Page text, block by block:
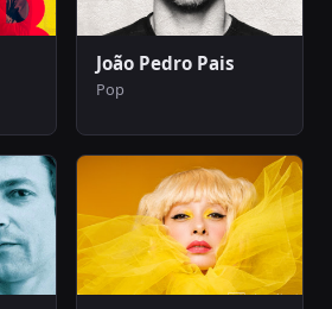
João Pedro Pais
Pop